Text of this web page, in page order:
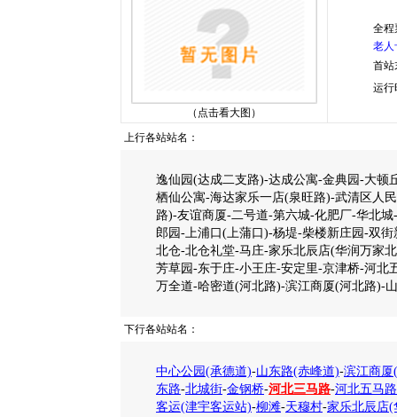
（点击看大图）
全程
老人
首站
运行
上行各站站名：
逸仙园(达成二支路)-达成公寓-金典园-大顿
栖仙公寓-海达家乐一店(泉旺路)-武清区人
路)-友谊商厦-二号道-第六城-化肥厂-华北
郎园-上浦口(上蒲口)-杨堤-柴楼新庄园-双
北仓-北仓礼堂-马庄-家乐北辰店(华润万家
芳草园-东于庄-小王庄-安定里-京津桥-河北
万全道-哈密道(河北路)-滨江商厦(河北路)-
下行各站站名：
中心公园(承德道)-山东路(赤峰道)-滨江商厦
东路-北城街-金钢桥-河北三马路-河北五马路
客运(津宇客运站)-柳滩-天穆村-家乐北辰店(